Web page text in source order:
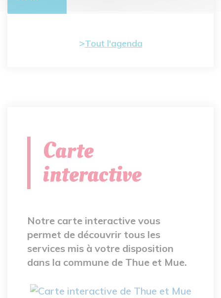
Tout l'agenda
Carte
interactive
Notre carte interactive vous
permet de découvrir tous les
services mis à votre disposition
dans la commune de Thue et Mue.